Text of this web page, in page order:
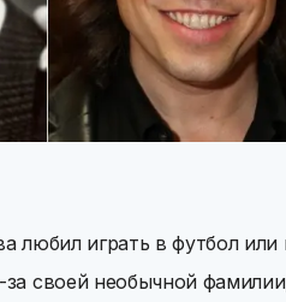
любил играть в футбол или
своей необычной